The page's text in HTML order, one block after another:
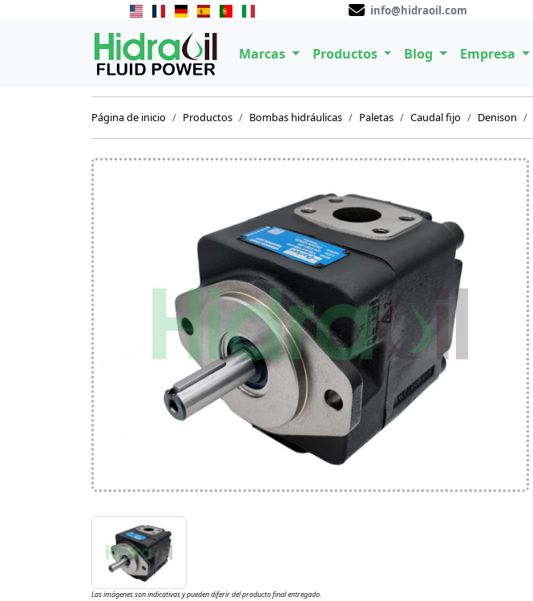
info@hidraoil.com
Marcas Productos Blog Empresa
Página de inicio Productos Bombas hidráulicas Paletas Caudal fijo Denison
Las imágenes son indicativas y pueden diferir del producto final entregado.